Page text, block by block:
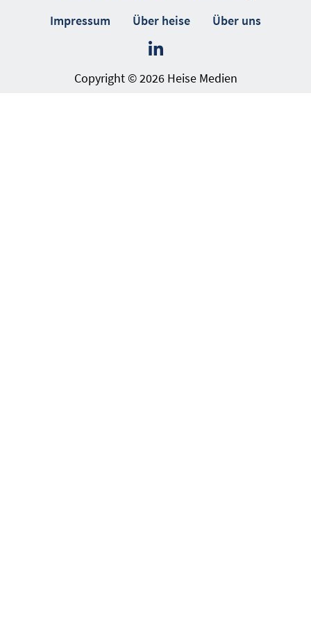
Impressum
Über heise Über uns
Copyright © 2026 Heise Medien